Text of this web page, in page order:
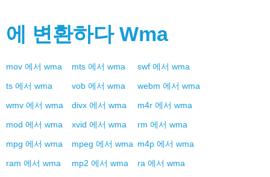
에 변환하다 Wma
mov 에서 wma mts 에서 wma swf 에서 wma
ts 에서 wma vob 에서 wma webm 에서 wma
wmv 에서 wma divx 에서 wma m4r 에서 wma
mod 에서 wma xvid 에서 wma rm 에서 wma
mpg 에서 wma mpeg 에서 wma m4p 에서 wma
ram 에서 wma mp2 에서 wma ra 에서 wma